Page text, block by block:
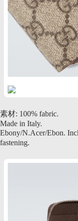
素材: 100% fabric.
Made in Italy.
Ebony/N.Acer/Ebon.
fastening.